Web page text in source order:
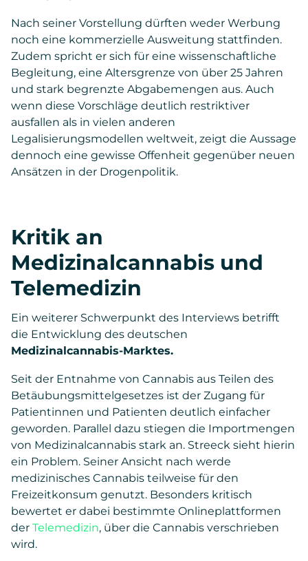
Nach seiner Vorstellung dürften weder Werbung
noch eine kommerzielle Ausweitung stattfinden.
Zudem spricht er sich für eine wissenschaftliche
Begleitung, eine Altersgrenze von über 25 Jahren
und stark begrenzte Abgabemengen aus. Auch
wenn diese Vorschläge deutlich restriktiver
ausfallen als in vielen anderen
Legalisierungsmodellen weltweit, zeigt die Aussage
dennoch eine gewisse Offenheit gegenüber neuen
Ansätzen in der Drogenpolitik.
Kritik an
Medizinalcannabis und
Telemedizin
Ein weiterer Schwerpunkt des Interviews betrifft
die Entwicklung des deutschen
Medizinalcannabis-Marktes.
Seit der Entnahme von Cannabis aus Teilen des
Betäubungsmittelgesetzes ist der Zugang für
Patientinnen und Patienten deutlich einfacher
geworden. Parallel dazu stiegen die Importmengen
von Medizinalcannabis stark an. Streeck sieht hierin
ein Problem. Seiner Ansicht nach werde
medizinisches Cannabis teilweise für den
Freizeitkonsum genutzt. Besonders kritisch
bewertet er dabei bestimmte Onlineplattformen
der Telemedizin, über die Cannabis verschrieben
wird.